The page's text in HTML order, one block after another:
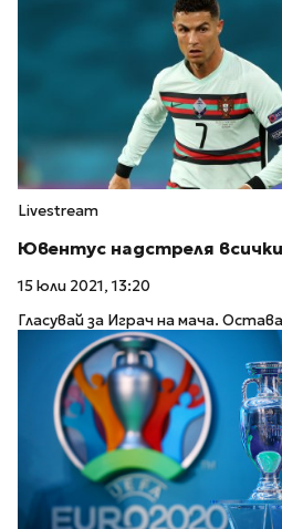
Livestream
Ювентус надстреля всички
15 юли 2021, 13:20
Гласувай за Играч на мача.